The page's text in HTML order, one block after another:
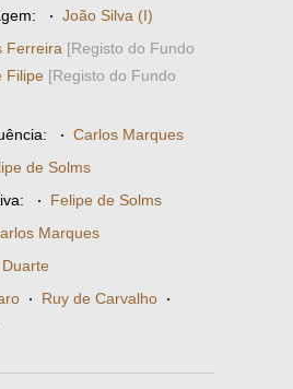
· João Silva (I)
Ferreira [Registo do Fundo
Filipe [Registo do Fundo
· Carlos Marques
de Solms
· Felipe de Solms
Marques
· Ruy de Carvalho ·